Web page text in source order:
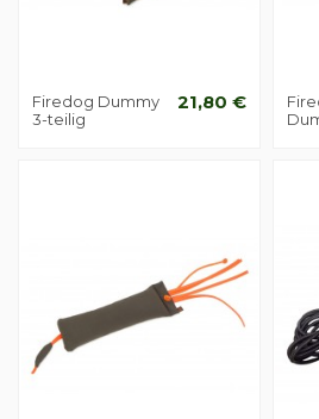
Firedog Dummy
3-teilig
21,80 €